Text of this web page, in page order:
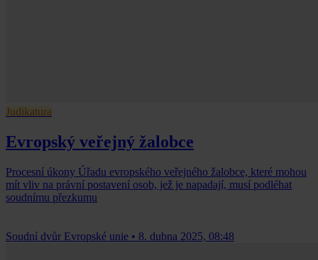
Judikatura
Evropský veřejný žalobce
Procesní úkony Úřadu evropského veřejného žalobce, které mohou
mít vliv na právní postavení osob, jež je napadají, musí podléhat
soudnímu přezkumu
Soudní dvůr Evropské unie • 8. dubna 2025, 08:48